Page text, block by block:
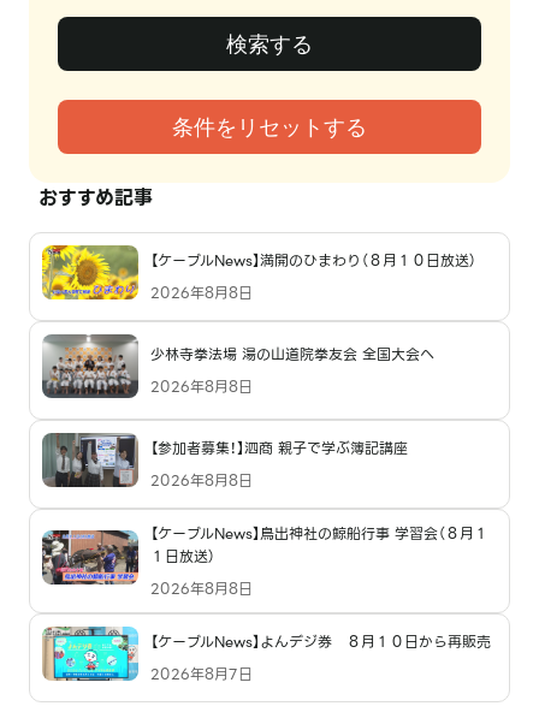
おすすめ記事
【ケーブルNews】満開のひまわり（８月１０日放送）
2026年8月8日
少林寺拳法場 湯の山道院拳友会 全国大会へ
2026年8月8日
【参加者募集！】泗商 親子で学ぶ簿記講座
2026年8月8日
【ケーブルNews】鳥出神社の鯨船行事 学習会（８月１
１日放送）
2026年8月8日
【ケーブルNews】よんデジ券 ８月１０日から再販売
2026年8月7日